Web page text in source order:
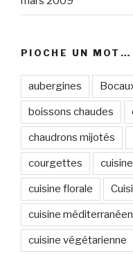
PIOCHE UN MOT…
aubergines
boissons chaudes
chaudrons mijotés
courgettes
cuisine florale
cuisine
cuisine végétarienne